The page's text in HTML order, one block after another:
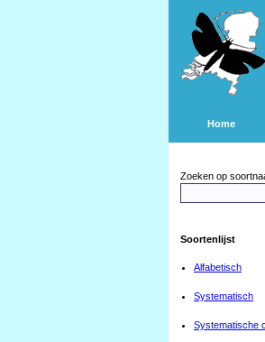
Home
Zoeken op
Soortenlijst
Alfabetisch
Systematisch
Systematische